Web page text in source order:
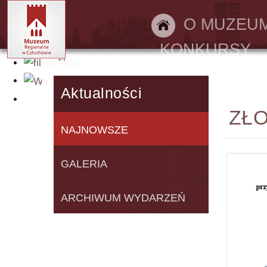
O
KONKURSY
Aktualności
NAJNOWSZE
GALERIA
ARCHIWUM WYDARZEŃ
filmy